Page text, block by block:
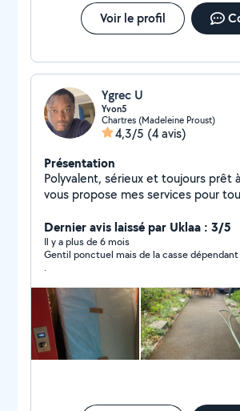
Voir le profil
Ygrec U
Yvon5
Chartres (Madeleine Proust)
4,3/5 (4 avis)
Présentation
Polyvalent, sérieux et toujours prêt
vous propose mes services pour
réparations, peinture, jardinage,
intérieur/extérieur Travail soigné,
avec le sourire. Faites-moi
simplifier la vie !
Dernier avis laissé par Uklaa : 3/5
Il y a plus de 6 mois
Gentil ponctuel mais de la casse
.